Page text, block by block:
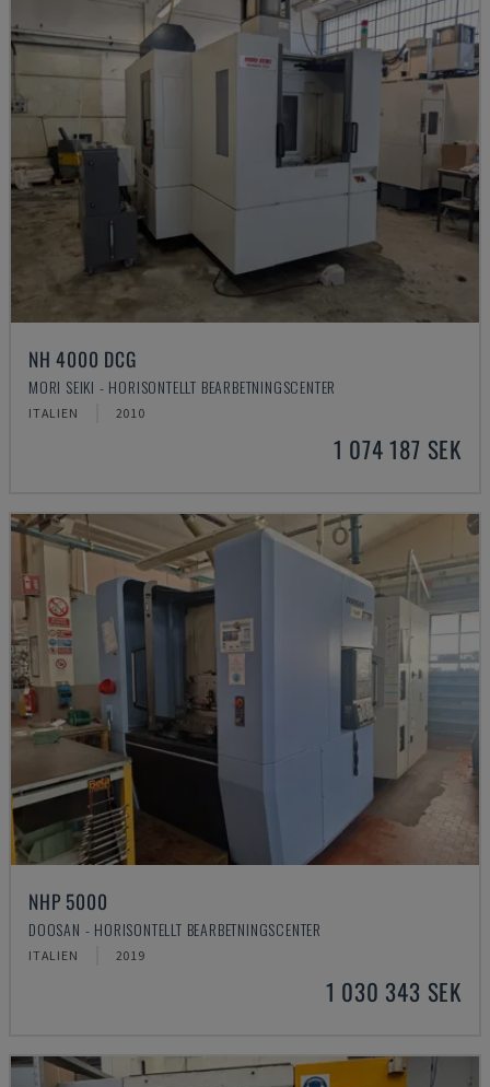
NH 4000 DCG
MORI SEIKI - HORISONTELLT BEARBETNINGSCENTER
ITALIEN 2010
1 074 187 SEK
NHP 5000
DOOSAN - HORISONTELLT BEARBETNINGSCENTER
ITALIEN 2019
1 030 343 SEK